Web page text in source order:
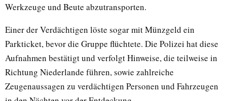
Werkzeuge und Beute abzutransporten.
Einer der Verdächtigen löste sogar mit Münzgeld ein
Parkticket, bevor die Gruppe flüchtete. Die Polizei hat diese
Aufnahmen bestätigt und verfolgt Hinweise, die teilweise in
Richtung Niederlande führen, sowie zahlreiche
Zeugenaussagen zu verdächtigen Personen und Fahrzeugen